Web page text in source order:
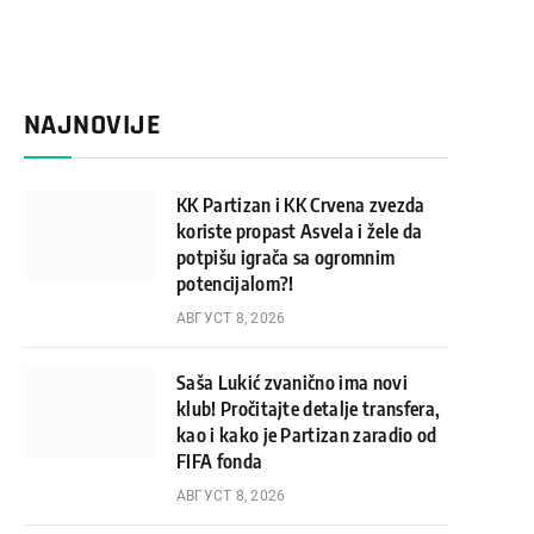
NAJNOVIJE
KK Partizan i KK Crvena zvezda
koriste propast Asvela i žele da
potpišu igrača sa ogromnim
potencijalom?!
АВГУСТ 8, 2026
Saša Lukić zvanično ima novi
klub! Pročitajte detalje transfera,
kao i kako je Partizan zaradio od
FIFA fonda
АВГУСТ 8, 2026